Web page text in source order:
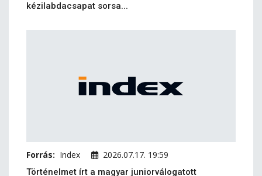
kézilabdacsapat sorsa...
Forrás: Index 2026.07.17. 19:59
Történelmet írt a magyar juniorválogatott